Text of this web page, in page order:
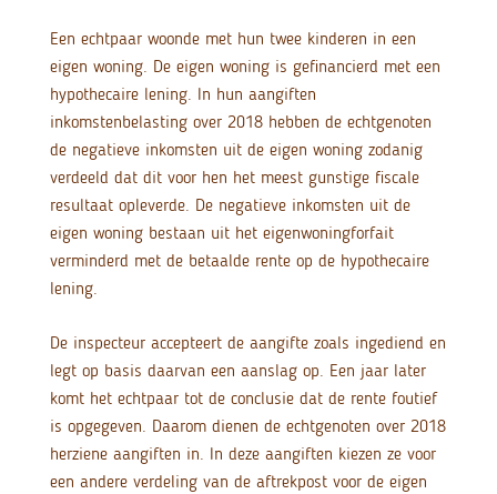
Een echtpaar woonde met hun twee kinderen in een
eigen woning. De eigen woning is gefinancierd met een
hypothecaire lening. In hun aangiften
inkomstenbelasting over 2018 hebben de echtgenoten
de negatieve inkomsten uit de eigen woning zodanig
verdeeld dat dit voor hen het meest gunstige fiscale
resultaat opleverde. De negatieve inkomsten uit de
eigen woning bestaan uit het eigenwoningforfait
verminderd met de betaalde rente op de hypothecaire
lening.
De inspecteur accepteert de aangifte zoals ingediend en
legt op basis daarvan een aanslag op. Een jaar later
komt het echtpaar tot de conclusie dat de rente foutief
is opgegeven. Daarom dienen de echtgenoten over 2018
herziene aangiften in. In deze aangiften kiezen ze voor
een andere verdeling van de aftrekpost voor de eigen